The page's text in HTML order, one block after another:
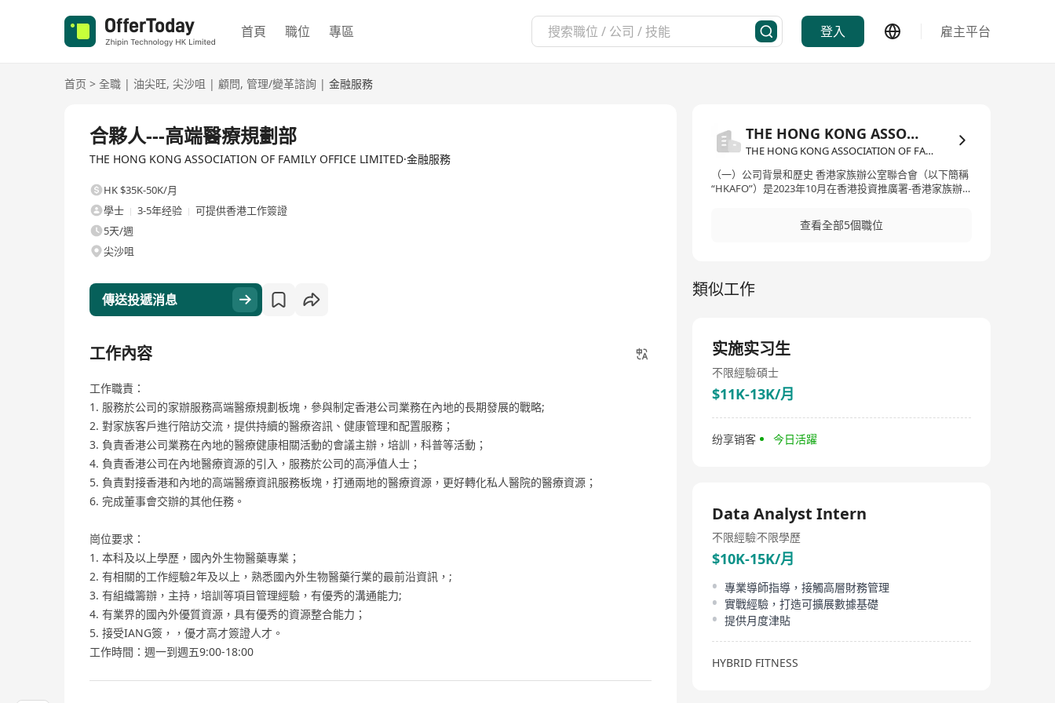
首頁 職位 專區 登入 雇主平台
首页 > 全職 | 油尖旺, 尖沙咀 | 顧問, 管理/變革諮詢 | 金融服務
合夥人---高端醫療規劃部
THE HONG KONG ASSOCIATION OF FAMILY OFFICE LIMITED·金融服務
HK $35K-50K/月
學士
3-5年经验
可提供香港工作簽證
5天/週
尖沙咀
傳送投遞消息
工作內容
工作職責：
1. 服務於公司的家辦服務高端醫療規劃板塊，參與制定香港公司業務在內地的長期發展的戰略;
2. 對家族客戶進行陪訪交流，提供持續的醫療咨訊、健康管理和配置服務；
3. 負責香港公司業務在內地的醫療健康相關活動的會議主辦，培訓，科普等活動；
4. 負責香港公司在內地醫療資源的引入，服務於公司的高淨值人士；
5. 負責對接香港和內地的高端醫療資訊服務板塊，打通兩地的醫療資源，更好轉化私人醫院的醫療資源；
6. 完成董事會交辦的其他任務。
崗位要求：
1. 本科及以上學歷，國內外生物醫藥專業；
2. 有相關的工作經驗2年及以上，熟悉國內外生物醫藥行業的最前沿資訊，;
3. 有組織籌辦，主持，培訓等項目管理經驗，有優秀的溝通能力;
4. 有業界的國內外優質資源，具有優秀的資源整合能力；
5. 接受IANG簽，，優才高才簽證人才。
工作時間：週一到週五9:00-18:00
THE HONG KONG ASSOCIATION OF FAMILY OFFICE LIMITED
THE HONG KONG ASSOCIATION OF FAMILY OFFICE LIMITED·金融服務
（一）公司背景和歷史 香港家族辦公室聯合會（以下簡稱
“HKAFO”）是2023年10月在香港投資推廣署-香港家族辦
新中產經濟企業及高淨值人羣可持續發展的金融、法律、
近20年的行業豐富及專業經驗，這是HKAFO能夠提供一站
式家族辦公室服務能力的基石。 迄今，HKAFO服務平臺已
務、風險管理、家族財富規劃資訊、稅務籌劃、高端健康
等全生命週期服務。滿足了規模及數目不斷增加的全球家
族辦公室主理人及服務商的商業需求。 （二）公司使命
HKAFO致力於為客戶提供一站式、全方位、高品質的家族
辦公室服務。我們深度洞悉每位客戶的個性化需求，據此
精心打造定制化的家族財富規劃資訊、風險管理及稅務籌
尖資源，為客戶提供無縫銜接的一站式服務體驗。在此過
辦公室相關人士和不同背景的專業人士加入HKAFO，積極
分享市場見解以及在香港的業務運營經驗，獲取全球家族
財富傳承、家族企業發展和治理的最新趨勢和洞見。通過
與海內外會員的交流與合作，深度鏈接和探索香港本土及
國際性多元化資源，真正為會員提供高效交流，協同發展
的一切可能，讓更多會員能夠在HKAFO的平臺上找到家族
問題的解決方案。
查看全部5個職位
類似工作
实施实习生
不限經驗碩士
$11K-13K/月
纷享销客 今日活躍
Data Analyst Intern
不限經驗不限學歷
$10K-15K/月
專業導師指導，接觸高層財務管理
實戰經驗，打造可擴展數據基礎
提供月度津貼
HYBRID FITNESS